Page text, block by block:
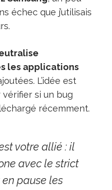
échec que j’utilisais
les applications
L’idée est
vérifier si un bug
récemment.
votre allié : il
avec le strict
pause les